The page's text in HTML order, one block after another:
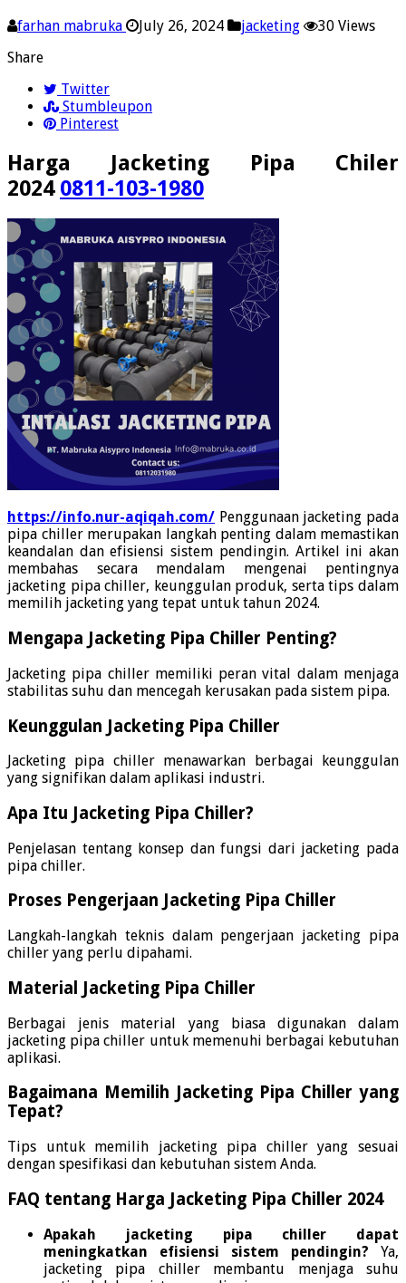
farhan mabruka July 26, 2024 jacketing
30 Views
Share
Twitter
Stumbleupon
Pinterest
Harga Jacketing Pipa Chiler
2024 0811-103-1980
https://info.nur-aqiqah.com/ Penggunaan jacketing pada
pipa chiller merupakan langkah penting dalam memastikan
keandalan dan efisiensi sistem pendingin. Artikel ini akan
membahas secara mendalam mengenai pentingnya
jacketing pipa chiller, keunggulan produk, serta tips dalam
memilih jacketing yang tepat untuk tahun 2024.
Mengapa Jacketing Pipa Chiller Penting?
Jacketing pipa chiller memiliki peran vital dalam menjaga
stabilitas suhu dan mencegah kerusakan pada sistem pipa.
Keunggulan Jacketing Pipa Chiller
Jacketing pipa chiller menawarkan berbagai keunggulan
yang signifikan dalam aplikasi industri.
Apa Itu Jacketing Pipa Chiller?
Penjelasan tentang konsep dan fungsi dari jacketing pada
pipa chiller.
Proses Pengerjaan Jacketing Pipa Chiller
Langkah-langkah teknis dalam pengerjaan jacketing pipa
chiller yang perlu dipahami.
Material Jacketing Pipa Chiller
Berbagai jenis material yang biasa digunakan dalam
jacketing pipa chiller untuk memenuhi berbagai kebutuhan
aplikasi.
Bagaimana Memilih Jacketing Pipa Chiller yang
Tepat?
Tips untuk memilih jacketing pipa chiller yang sesuai
dengan spesifikasi dan kebutuhan sistem Anda.
FAQ tentang Harga Jacketing Pipa Chiller 2024
Apakah jacketing pipa chiller dapat
meningkatkan efisiensi sistem pendingin? Ya,
jacketing pipa chiller membantu menjaga suhu